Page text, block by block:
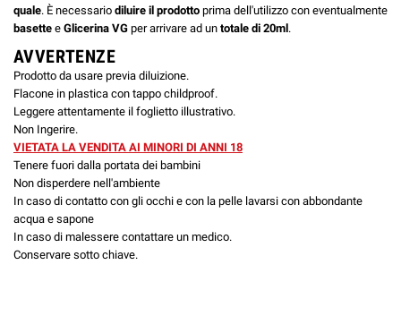
quale. È necessario diluire il prodotto prima dell'utilizzo con eventualmente
basette e Glicerina VG per arrivare ad un totale di 20ml.
AVVERTENZE
Prodotto da usare previa diluizione.
Flacone in plastica con tappo childproof.
Leggere attentamente il foglietto illustrativo.
Non Ingerire.
VIETATA LA VENDITA AI MINORI DI ANNI 18
Tenere fuori dalla portata dei bambini
Non disperdere nell'ambiente
In caso di contatto con gli occhi e con la pelle lavarsi con abbondante
acqua e sapone
In caso di malessere contattare un medico.
Conservare sotto chiave.